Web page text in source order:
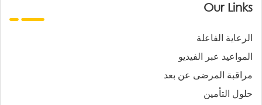
Our Links
الرعاية الفاعلة
المواعيد عبر الفيديو
مراقبة المرضى عن بعد
حلول التأمين